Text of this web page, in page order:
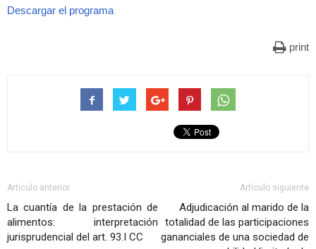
Descargar el programa
print
Artículo anterior
La cuantía de la prestación de
alimentos: interpretación
jurisprudencial del art. 93.I CC
Artículo siguiente
Adjudicación al marido de la
totalidad de las participaciones
gananciales de una sociedad de